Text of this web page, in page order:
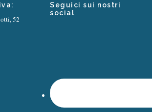
52
Seguici sui nostri
social